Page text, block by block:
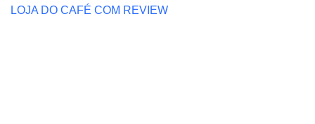
LOJA DO CAFÉ COM REVIEW